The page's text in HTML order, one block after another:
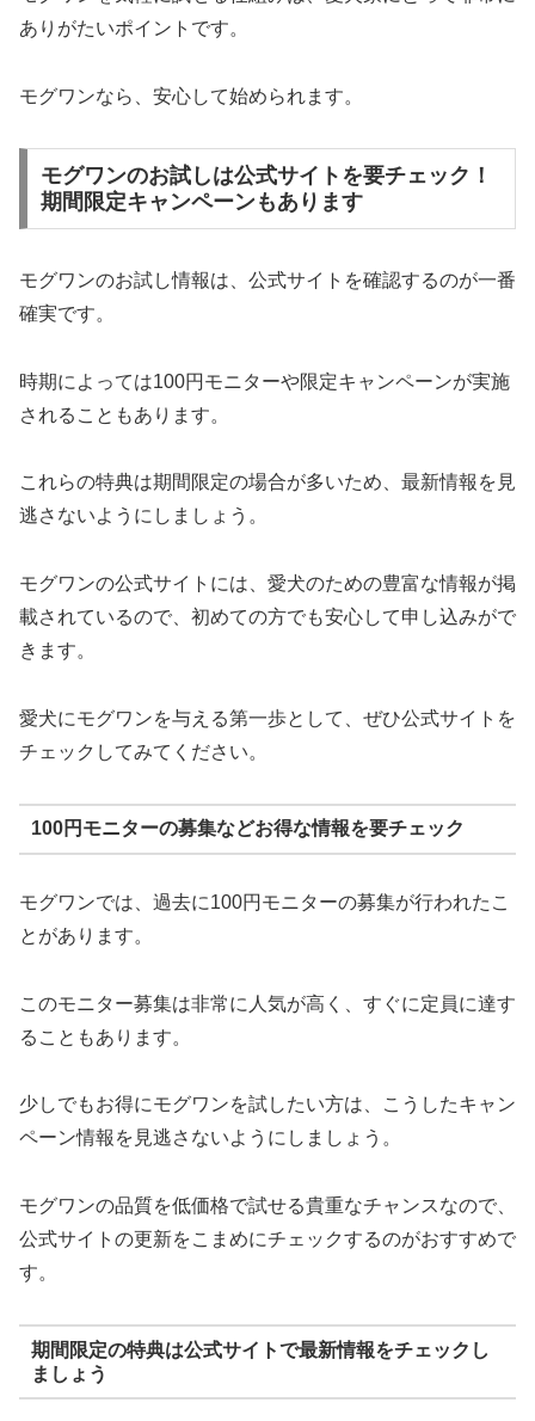
ありがたいポイントです。
モグワンなら、安心して始められます。
モグワンのお試しは公式サイトを要チェック！
期間限定キャンペーンもあります
モグワンのお試し情報は、公式サイトを確認するのが一番
確実です。
時期によっては100円モニターや限定キャンペーンが実施
されることもあります。
これらの特典は期間限定の場合が多いため、最新情報を見
逃さないようにしましょう。
モグワンの公式サイトには、愛犬のための豊富な情報が掲
載されているので、初めての方でも安心して申し込みがで
きます。
愛犬にモグワンを与える第一歩として、ぜひ公式サイトを
チェックしてみてください。
100円モニターの募集などお得な情報を要チェック
モグワンでは、過去に100円モニターの募集が行われたこ
とがあります。
このモニター募集は非常に人気が高く、すぐに定員に達す
ることもあります。
少しでもお得にモグワンを試したい方は、こうしたキャン
ペーン情報を見逃さないようにしましょう。
モグワンの品質を低価格で試せる貴重なチャンスなので、
公式サイトの更新をこまめにチェックするのがおすすめで
す。
期間限定の特典は公式サイトで最新情報をチェックし
ましょう